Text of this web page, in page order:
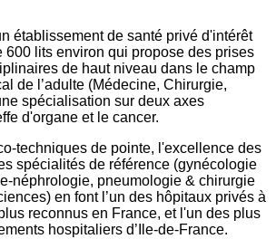
établissement de santé privé d'intérêt
600 lits environ qui propose des prises
de haut niveau dans le champ
de l’adulte (Médecine, Chirurgie,
spécialisation sur deux axes
d'organe et le cancer.
techniques de pointe, l'excellence des
spécialités de référence (gynécologie
néphrologie, pneumologie & chirurgie
en font l’un des hôpitaux privés à
reconnus en France, et l'un des plus
hospitaliers d’Ile-de-France.